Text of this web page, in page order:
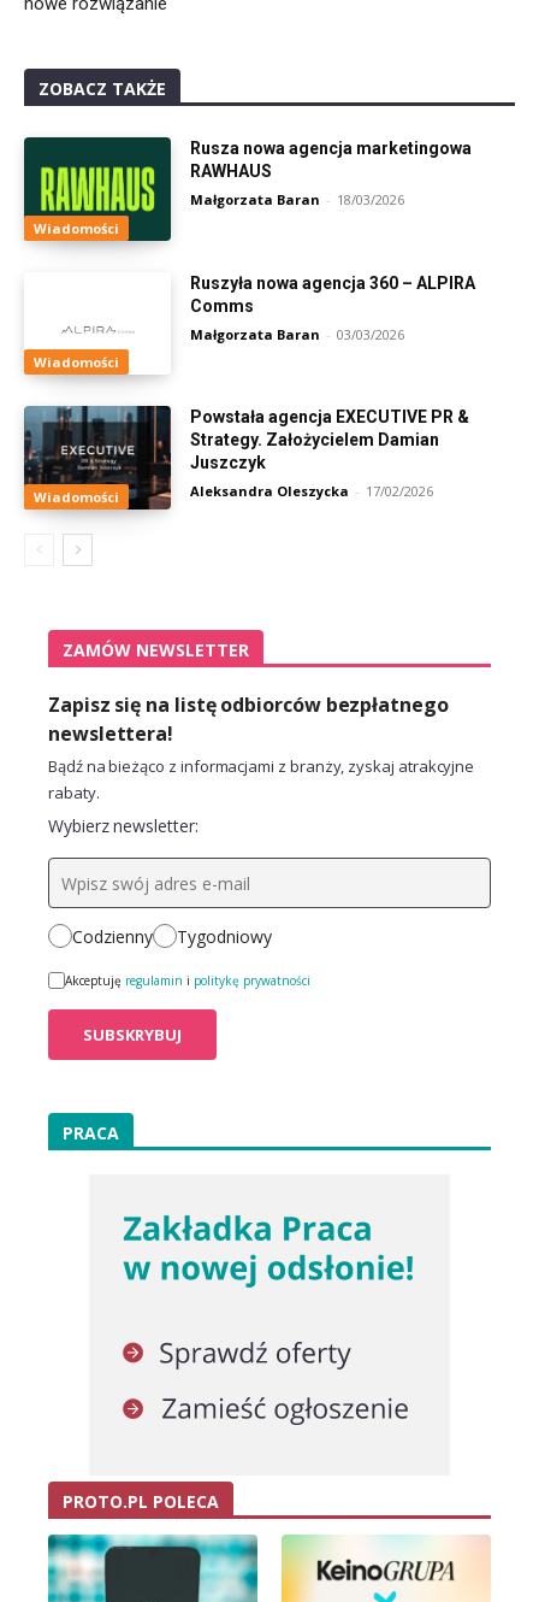
ZOBACZ TAKŻE
Wiadomości
Rusza nowa agencja marketingowa
RAWHAUS
Małgorzata Baran - 18/03/2026
Wiadomości
Ruszyła nowa agencja 360 – ALPIRA
Comms
Małgorzata Baran - 03/03/2026
Wiadomości
Powstała agencja EXECUTIVE PR &
Strategy. Założycielem Damian
Juszczyk
Aleksandra Oleszycka - 17/02/2026
ZAMÓW NEWSLETTER
Zapisz się na listę odbiorców bezpłatnego
newslettera!
Bądź na bieżąco z informacjami z branży, zyskaj atrakcyjne
rabaty.
Wybierz newsletter:
Codzienny Tygodniowy
Akceptuję regulamin i politykę prywatności
PRACA
PROTO.PL POLECA